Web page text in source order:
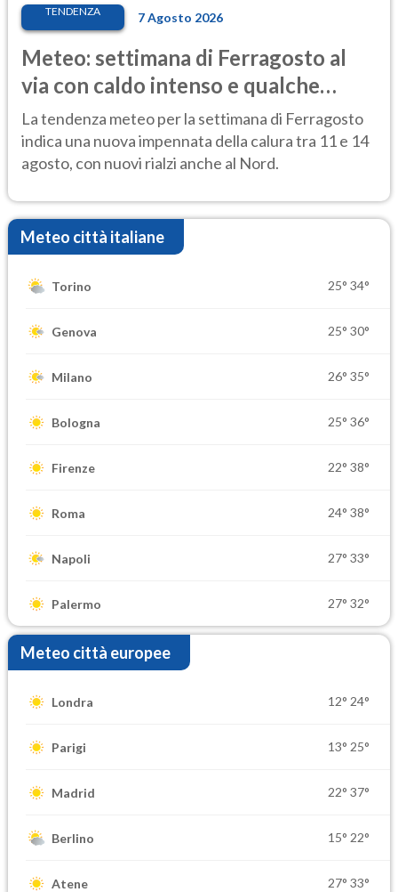
TENDENZA 7 Agosto 2026
Meteo: settimana di Ferragosto al
via con caldo intenso e qualche
temporale
La tendenza meteo per la settimana di Ferragosto
indica una nuova impennata della calura tra 11 e 14
agosto, con nuovi rialzi anche al Nord.
Meteo città italiane
Torino 25° 34°
Genova 25° 30°
Milano 26° 35°
Bologna 25° 36°
Firenze 22° 38°
Roma 24° 38°
Napoli 27° 33°
Palermo 27° 32°
Meteo città europee
Londra 12° 24°
Parigi 13° 25°
Madrid 22° 37°
Berlino 15° 22°
Atene 27° 33°